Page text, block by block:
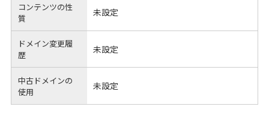
コンテンツの性
質
未設定
ドメイン変更履
歴
未設定
中古ドメインの
使用
未設定